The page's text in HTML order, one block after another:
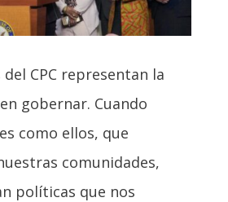
CPC representan la
gobernar. Cuando
como ellos, que
comunidades,
políticas que nos